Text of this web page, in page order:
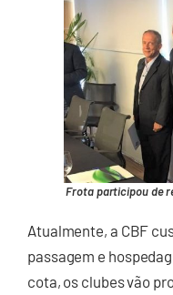
Frota participou de
Atualmente, a CBF
passagem e
cota, os clubes vão